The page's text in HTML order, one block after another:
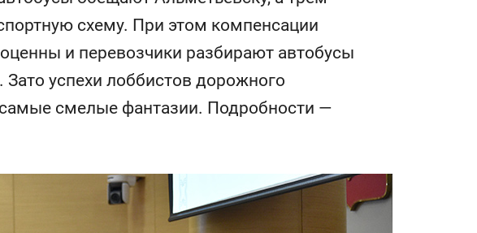
схему. При этом компенсации
и перевозчики разбирают автобусы
успехи лоббистов дорожного
смелые фантазии. Подробности —
состоянием как основа
антихрупких команд